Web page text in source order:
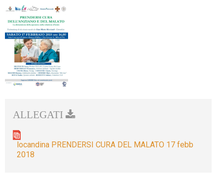
locandina PRENDERSI CURA DEL MALATO 17 febb
2018